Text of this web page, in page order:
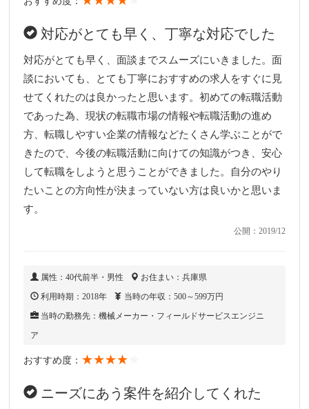
対応がとても早く、丁寧な対応でした
対応がとても早く、面談までスムーズにいきました。面
談においても、とても丁寧におすすめの求人をすぐに見
せてくれたのは良かったと思います。初めての転職活動
であった為、現状の転職市場の情報や転職活動の進め
方、転職しやすい企業の情報などたくさん学ぶことがで
きたので、今後の転職活動に向けての知識がつき、安心
して転職をしようと思うことができました。自分のやり
たいことの方向性が決まっていない方は良いかと思いま
す。
公開：2019/12
属性：40代前半・男性
お住まい：兵庫県
利用時期：2018年
当時の年収：500～599万円
当時の勤務先：機械メーカー・フィールドサービスエンジニ
ア
おすすめ度： ★★★★
ニーズにあう案件を紹介してくれた